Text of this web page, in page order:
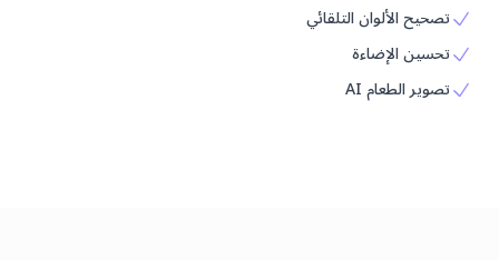
تصحيح الألوان التلقائي
تحسين الإضاءة
تصوير الطعام AI